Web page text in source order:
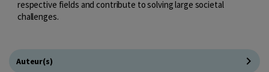
respective fields and contribute to solving large societal
challenges.
Auteur(s)